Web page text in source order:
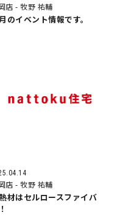
り
ォロー
店- 牧野 祐輔
のイベント情報です。
店- 牧野 祐輔
材はセルロースファイバ